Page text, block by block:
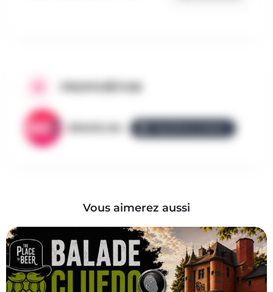
PROPOSÉ PAR
Vous aimerez aussi